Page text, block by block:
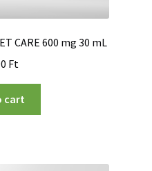
CARE 600 mg 30 mL
Ft
cart